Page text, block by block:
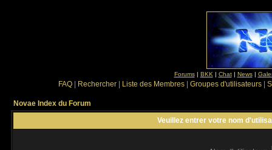
Forums| BKK | Chat| News|
FAQ Rechercher Liste des Membres Groupes d'utilisateurs
Novae Index du Forum
Veuillez entrer votre nom